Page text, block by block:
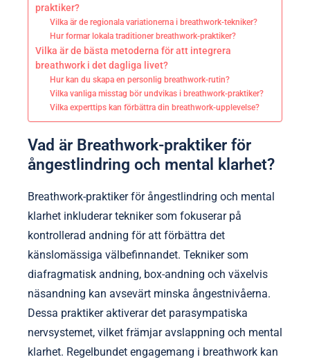
praktiker?
Vilka är de regionala variationerna i breathwork-tekniker?
Hur formar lokala traditioner breathwork-praktiker?
Vilka är de bästa metoderna för att integrera
breathwork i det dagliga livet?
Hur kan du skapa en personlig breathwork-rutin?
Vilka vanliga misstag bör undvikas i breathwork-praktiker?
Vilka experttips kan förbättra din breathwork-upplevelse?
Vad är Breathwork-praktiker för
ångestlindring och mental klarhet?
Breathwork-praktiker för ångestlindring och mental
klarhet inkluderar tekniker som fokuserar på
kontrollerad andning för att förbättra det
känslomässiga välbefinnandet. Tekniker som
diafragmatisk andning, box-andning och växelvis
näsandning kan avsevärt minska ångestnivåerna.
Dessa praktiker aktiverar det parasympatiska
nervsystemet, vilket främjar avslappning och mental
klarhet. Regelbundet engagemang i breathwork kan